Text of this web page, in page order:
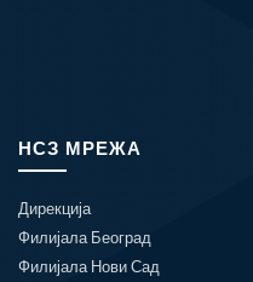
НСЗ МРЕЖА
Дирекција
Филијала Београд
Филијала Нови Сад